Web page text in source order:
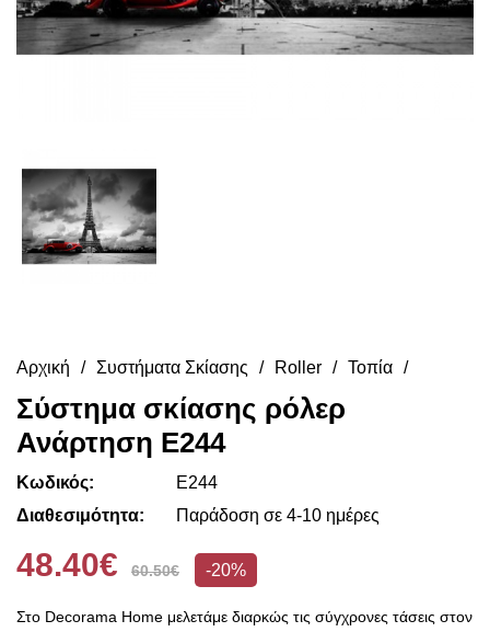
Αρχική Συστήματα Σκίασης Roller Τοπία
Σύστημα σκίασης ρόλερ
Ανάρτηση E244
Κωδικός:
E244
Διαθεσιμότητα:
Παράδοση σε 4-10 ημέρες
48.40€ 60.50€ -20%
Στο Decorama Home μελετάμε διαρκώς τις σύγχρονες τάσεις στον